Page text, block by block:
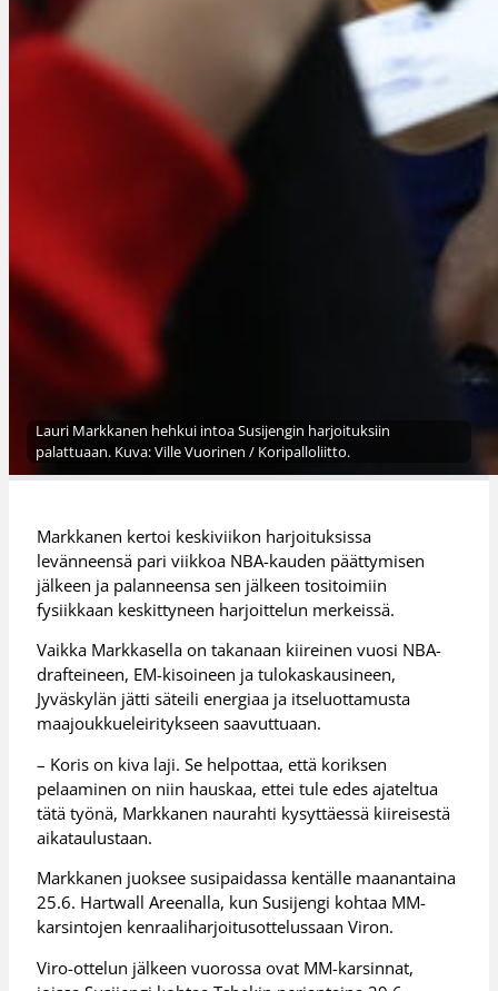
Lauri Markkanen hehkui intoa Susijengin harjoituksiin
palattuaan. Kuva: Ville Vuorinen / Koripalloliitto.
Markkanen kertoi keskiviikon harjoituksissa
levänneensä pari viikkoa NBA-kauden päättymisen
jälkeen ja palanneensa sen jälkeen tositoimiin
fysiikkaan keskittyneen harjoittelun merkeissä.
Vaikka Markkasella on takanaan kiireinen vuosi NBA-
drafteineen, EM-kisoineen ja tulokaskausineen,
Jyväskylän jätti säteili energiaa ja itseluottamusta
maajoukkueleiritykseen saavuttuaan.
– Koris on kiva laji. Se helpottaa, että koriksen
pelaaminen on niin hauskaa, ettei tule edes ajateltua
tätä työnä, Markkanen naurahti kysyttäessä kiireisestä
aikataulustaan.
Markkanen juoksee susipaidassa kentälle maanantaina
25.6. Hartwall Areenalla, kun Susijengi kohtaa MM-
karsintojen kenraaliharjoitusottelussaan Viron.
Viro-ottelun jälkeen vuorossa ovat MM-karsinnat,